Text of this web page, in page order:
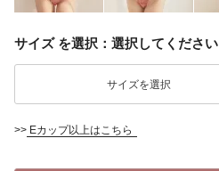
サイズ 選択してください
>> Eカップ以上はこちら